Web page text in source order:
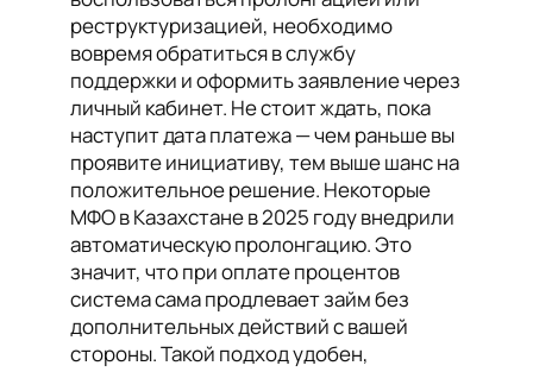
реструктуризацией, необходимо
вовремя обратиться в службу
поддержки и оформить заявление через
личный кабинет. Не стоит ждать, пока
наступит дата платежа — чем раньше вы
проявите инициативу, тем выше шанс на
положительное решение. Некоторые
МФО в Казахстане в 2025 году внедрили
автоматическую пролонгацию. Это
значит, что при оплате процентов
система сама продлевает займ без
дополнительных действий с вашей
стороны. Такой подход удобен,